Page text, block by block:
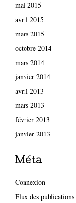
mai 2015
avril 2015
mars 2015
octobre 2014
mars 2014
janvier 2014
avril 2013
mars 2013
février 2013
janvier 2013
Méta
Connexion
Flux des publications